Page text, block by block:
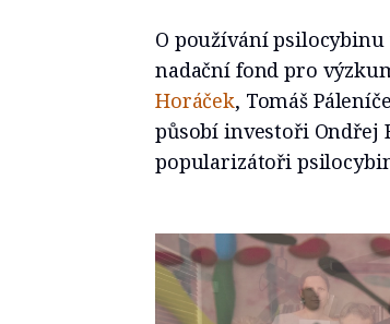
O používání
nadační fond pro
Horáček, Tomáš
působí investoři Ondřej
popularizátoři